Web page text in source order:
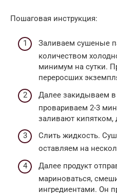
Пошаговая инструкция:
Заливаем сушеные
количеством
минимум на сутки.
переросших
Далее закидываем
провариваем 2-3
заливают кипятком,
Слить жидкость.
оставляем на
Далее продукт
мариноваться,
ингредиентами. Он